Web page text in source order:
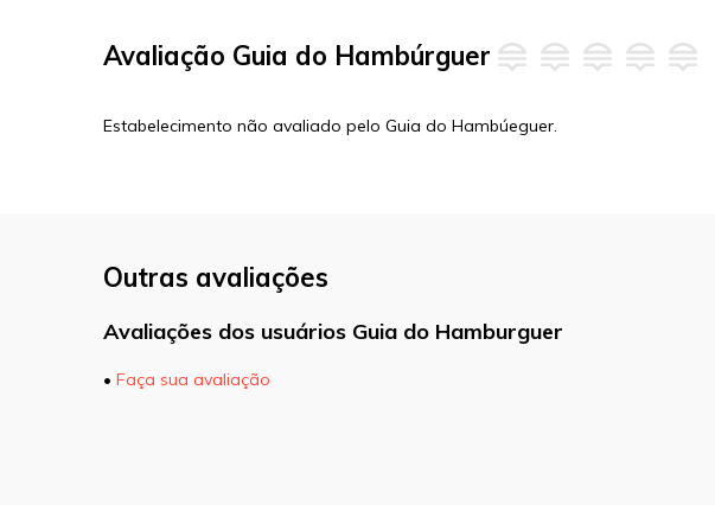
Avaliação Guia do Hambúrguer
Estabelecimento não avaliado pelo Guia do Hambúeguer.
Outras avaliações
Avaliações dos usuários Guia do Hamburguer
• Faça sua avaliação